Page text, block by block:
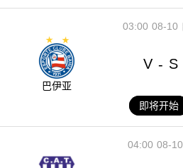
08-10
03:00
巴伊亚
V - S
即将开始
08-10
04:00